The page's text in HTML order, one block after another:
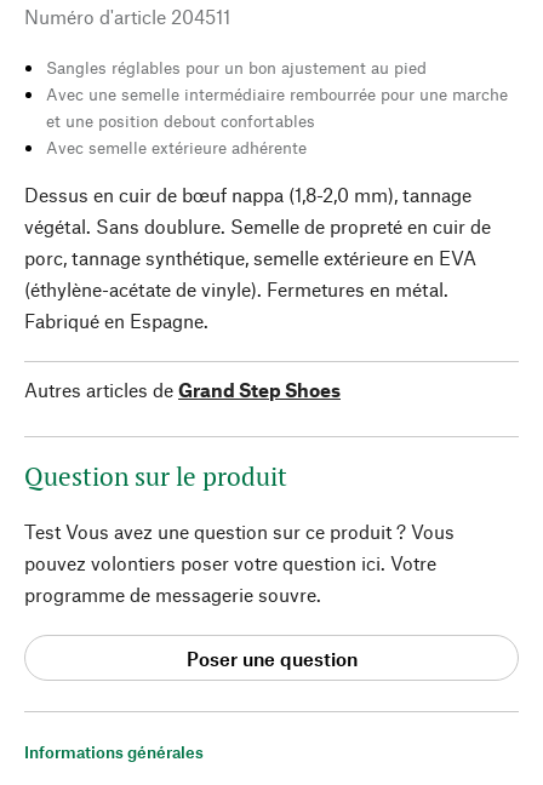
Informations générales
Numéro d'article 204511
Sangles réglables pour un bon ajustement au pied
Avec une semelle intermédiaire rembourrée pour une marche
et une position debout confortables
Avec semelle extérieure adhérente
Dessus en cuir de bœuf nappa (1,8-2,0 mm), tannage
végétal. Sans doublure. Semelle de propreté en cuir de
porc, tannage synthétique, semelle extérieure en EVA
(éthylène-acétate de vinyle). Fermetures en métal.
Fabriqué en Espagne.
Autres articles de Grand Step Shoes
Question sur le produit
Test Vous avez une question sur ce produit ? Vous
pouvez volontiers poser votre question ici. Votre
programme de messagerie souvre.
Poser une question